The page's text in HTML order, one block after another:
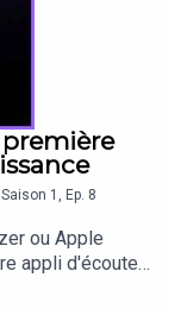
Saison 1 , Ep. 8
ou Apple
appli d'écoute
profonde :